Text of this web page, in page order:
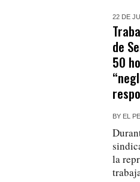
22 DE
de
50
BY EL
la